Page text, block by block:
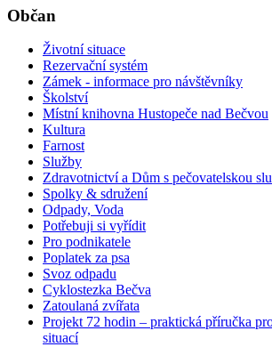
Občan
Životní situace
Rezervační systém
Zámek - informace pro návštěvníky
Školství
Místní knihovna Hustopeče nad Bečvou
Kultura
Farnost
Služby
Zdravotnictví a Dům s pečovatelskou
Spolky & sdružení
Odpady, Voda
Potřebuji si vyřídit
Pro podnikatele
Poplatek za psa
Svoz odpadu
Cyklostezka Bečva
Zatoulaná zvířata
Projekt 72 hodin – praktická příručka
situací